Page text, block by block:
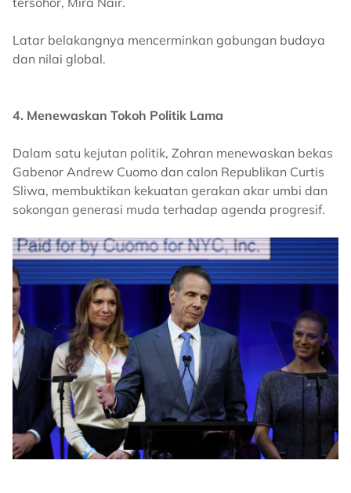
Latar belakangnya mencerminkan gabungan budaya
dan nilai global.
4. Menewaskan Tokoh Politik Lama
Dalam satu kejutan politik, Zohran menewaskan bekas
Gabenor Andrew Cuomo dan calon Republikan Curtis
Sliwa, membuktikan kekuatan gerakan akar umbi dan
sokongan generasi muda terhadap agenda progresif.